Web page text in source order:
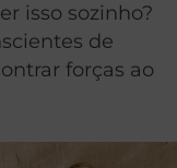
isso sozinho?
de
forças ao